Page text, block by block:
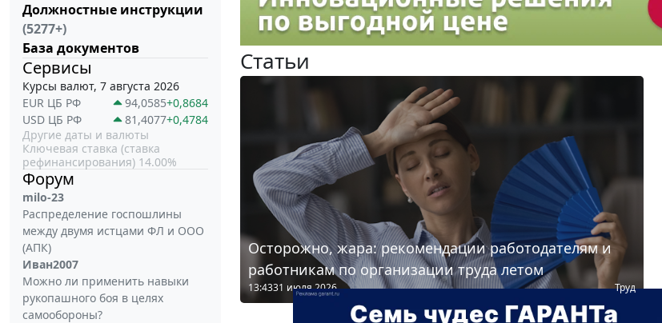
Должностные инструкции
(5277+)
База документов
Сервисы
Курсы валют, 7 августа 2026
EUR ЦБ РФ
94,0585+0,8684
USD ЦБ РФ
81,4077+0,4784
Другие даты и валюты
Ключевая ставка (ставка
рефинансирования) 14.00%
Форум
milo-23
Распределение госпошлины
между двумя истцами ФЛ и ООО
(АПК)
Иван2007
Можно ли применить навыки
рукопашного боя в целях
самообороны?
Статьи
Осторожно, жара: рекомендации работодателям и
работникам по организации труда летом
13:4331 июля 2026 Труд